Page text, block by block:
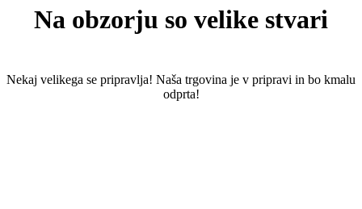
Na obzorju so velike stvari
Nekaj ​​velikega se pripravlja! Naša trgovina je v pripravi in ​​bo kmalu
odprta!